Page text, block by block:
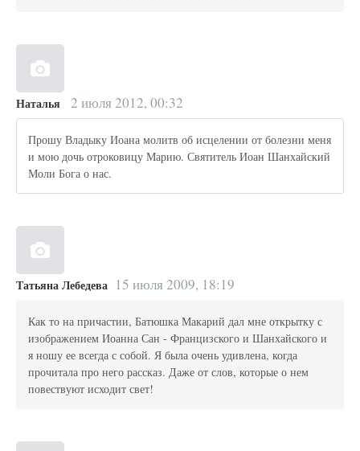
Наталья 2 июля 2012, 00:32
Прошу Владыку Иоана молитв об исцелении от болезни меня
и мою дочь отроковицу Марию. Святитель Иоан Шанхайский
Моли Бога о нас.
Татьяна Лебедева 15 июля 2009, 18:19
Как то на причастии, Батюшка Макарий дал мне открытку с
изображением Иоанна Сан - Францизского и Шанхайского и
я ношу ее всегда с собой. Я была очень удивлена, когда
прочитала про него рассказ. Даже от слов, которые о нем
повествуют исходит свет!